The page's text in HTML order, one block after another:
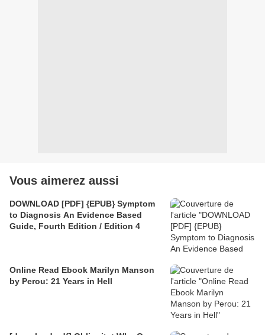
Vous aimerez aussi
DOWNLOAD [PDF] {EPUB} Symptom
to Diagnosis An Evidence Based
Guide, Fourth Edition / Edition 4
Online Read Ebook Marilyn Manson
by Perou: 21 Years in Hell